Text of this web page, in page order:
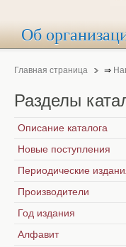
Об
Главная страница ⇒
Разделы
Описание каталога
Новые поступления
Периодические
Производители
Год издания
Алфавит